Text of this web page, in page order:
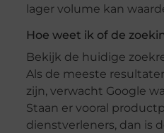
lager volume kan
Hoe weet ik of de
Bekijk de huidige
Als de meeste
zijn, verwacht Google
Staan er vooral
dienstverleners, dan is